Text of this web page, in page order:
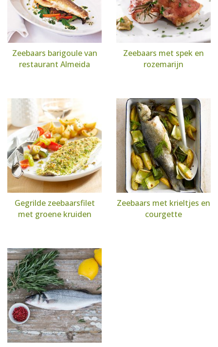
Zeebaars barigoule van
restaurant Almeida
Zeebaars met spek en
rozemarijn
Gegrilde zeebaarsfilet
met groene kruiden
Zeebaars met krieltjes en
courgette